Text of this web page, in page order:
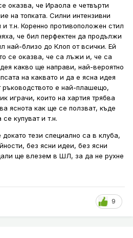
оказва, че Ираола е четвърти
на топката. Силни интензивни
т.н. Коренно противоположен стил
че бил перфектен да продължи
най-близо до Клоп от всички. Ей
се оказва, че са лъжи и, че са
какво ще направи, най-вероятно
на каквато и да е ясна идея
ръководството е най-плашещо,
играчи, които на хартия трябва
яснота как ще се ползват, къде
купуват и т.н.
тези специално са в клуба,
без ясни идеи, без ясни
ще влезем в ШЛ, за да не рухне
9